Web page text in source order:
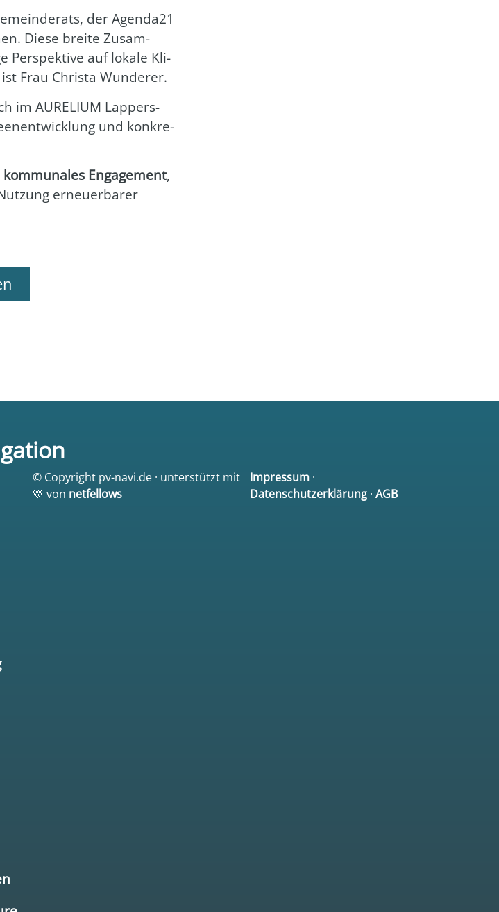
der Agenda21
Die­se brei­te Zusam­
Per­spek­ti­ve auf loka­le Kli­
Frau Chris­ta Wun­de­rer.
im AURELIUM Lap­pers­
und kon­kre­
kom­mu­na­les Enga­ge­ment,
erneu­er­ba­rer
© Copyright pv-navi.de · unterstützt mit
💛 von netfellows
Impressum·
Datenschutzerklärung· AGB